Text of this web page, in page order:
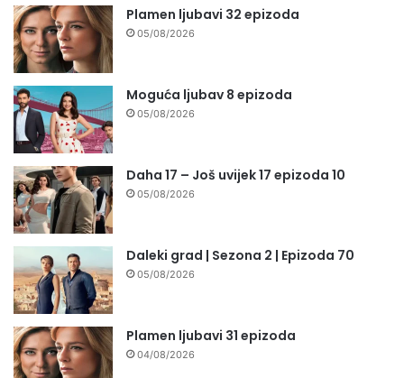
Plamen ljubavi 32 epizoda
05/08/2026
Moguća ljubav 8 epizoda
05/08/2026
Daha 17 – Još uvijek 17 epizoda 10
05/08/2026
Daleki grad | Sezona 2 | Epizoda 70
05/08/2026
Plamen ljubavi 31 epizoda
04/08/2026